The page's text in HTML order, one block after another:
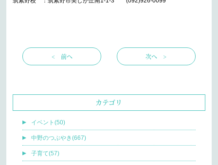
< 前へ 次へ >
カテゴリ
イベント(50)
中野のつぶやき(667)
子育て(57)